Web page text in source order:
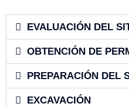
EVALUACIÓN DEL
OBTENCIÓN DE
PREPARACIÓN DEL
EXCAVACIÓN